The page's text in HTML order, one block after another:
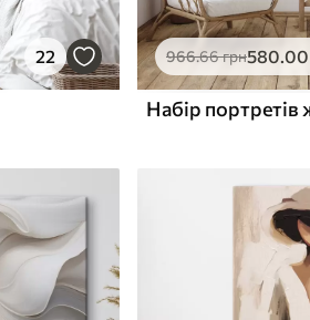
22 966.66грн580.00
Набір портретів